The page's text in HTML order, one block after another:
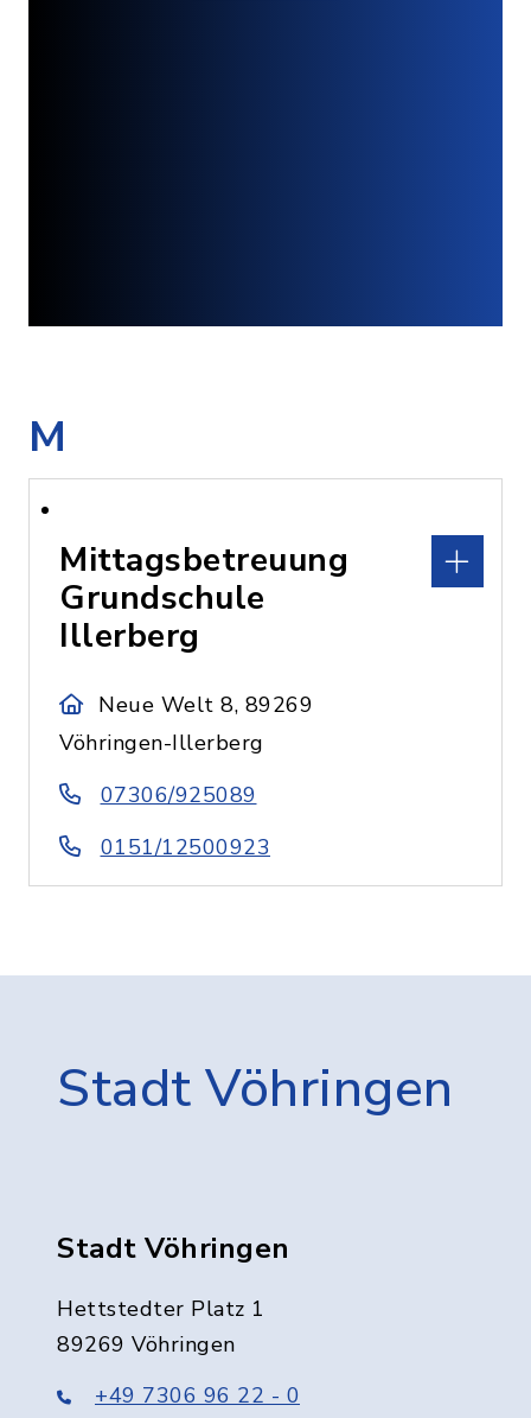
M
Mittagsbetreuung
Grundschule
Illerberg
Neue Welt 8, 89269
Vöhringen-Illerberg
07306/925089
0151/12500923
Stadt Vöhringen
Stadt Vöhringen
Hettstedter Platz 1
89269 Vöhringen
+49 7306 96 22 - 0